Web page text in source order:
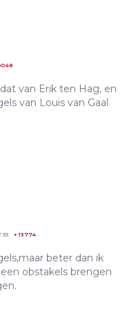
van Erik ten Hag, en
van Louis van Gaal
+13774
beter dan ik
obstakels brengen